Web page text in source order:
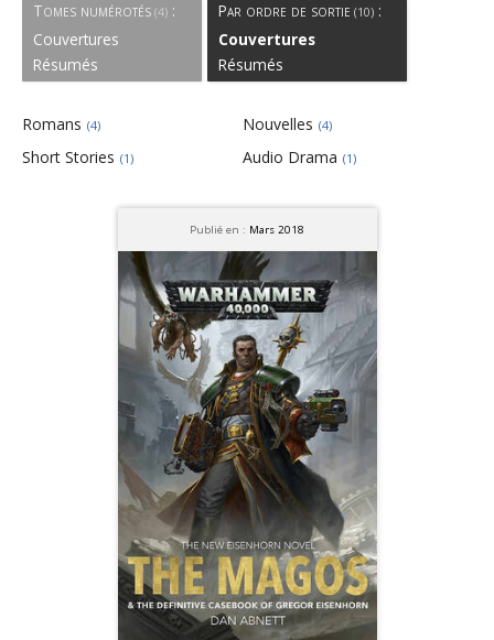
Tomes numérotés (4) :
Couvertures
Résumés
Par ordre de sortie (10):
Couvertures
Résumés
Romans (4) Nouvelles (4)
Short Stories (1) Audio Drama (1)
Publié en : Mars 2018